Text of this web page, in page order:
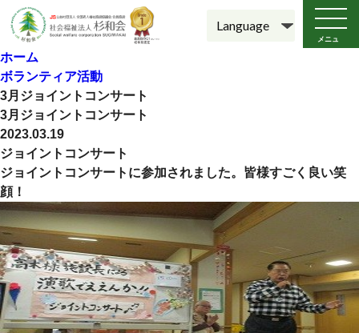
メニュ
ー
ホーム
ボランティア活動
3月ジョイントコンサート
3月ジョイントコンサート
2023.03.19
ジョイントコンサート
ジョイントコンサートに参加されました。皆様すごく良い笑
顔！